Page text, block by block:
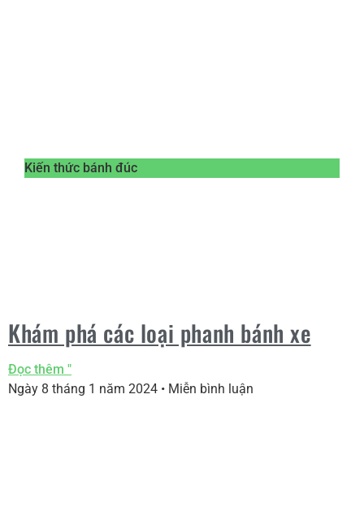
Kiến thức bánh đúc
Khám phá các loại phanh bánh xe
Đọc thêm "
Ngày 8 tháng 1 năm 2024
Miễn bình luận